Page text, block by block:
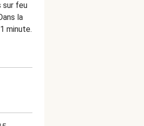
sur feu
la
minute.